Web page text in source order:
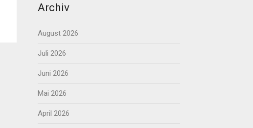
Archiv
August 2026
Juli 2026
Juni 2026
Mai 2026
April 2026